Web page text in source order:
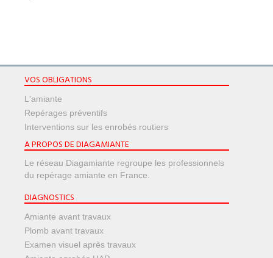
VOS OBLIGATIONS
L'amiante
Repérages préventifs
Interventions sur les enrobés routiers
A PROPOS DE DIAGAMIANTE
Le réseau Diagamiante regroupe les professionnels
du repérage amiante en France.
DIAGNOSTICS
Amiante avant travaux
Plomb avant travaux
Examen visuel après travaux